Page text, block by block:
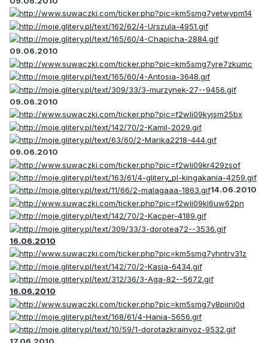
09.06.2010
09.06.2010
09.06.2010
14.06.2010
16.06.2010
16.06.2010